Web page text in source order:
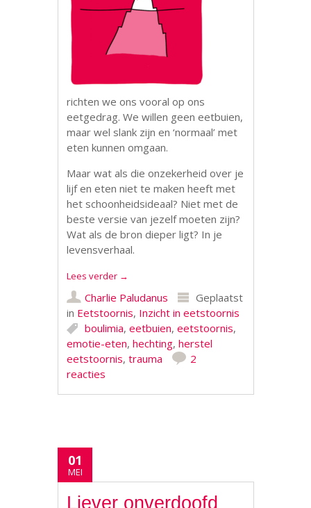
richten we ons vooral op ons
eetgedrag. We willen geen eetbuien,
maar wel slank zijn en ‘normaal’ met
eten kunnen omgaan.
Maar wat als die onzekerheid over je
lijf en eten niet te maken heeft met
het schoonheidsideaal? Niet met de
beste versie van jezelf moeten zijn?
Wat als de bron dieper ligt? In je
levensverhaal.
Lees verder →
Charlie Paludanus
Geplaatst
in Eetstoornis, Inzicht in eetstoornis
boulimia,eetbuien,eetstoornis,
emotie-eten,hechting,herstel
eetstoornis,trauma
2
reacties
01
MEI
Liever onverdoofd